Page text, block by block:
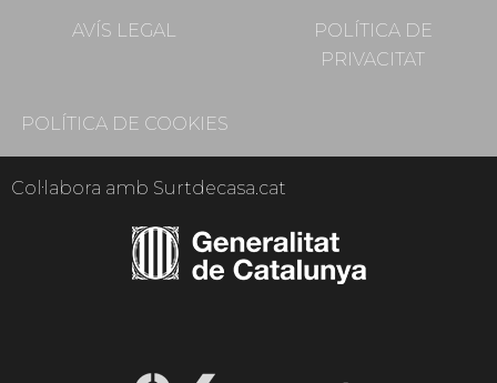
AVÍS LEGAL
POLÍTICA DE
PRIVACITAT
POLÍTICA DE COOKIES
Col·labora amb Surtdecasa.cat